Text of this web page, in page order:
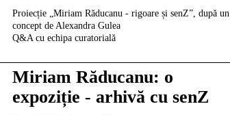
Proiecție „Miriam Răducanu - rigoare și senZ”, după un
concept de Alexandra Gulea
Q&A cu echipa curatorială
Miriam Răducanu: o
expoziție - arhivă cu senZ